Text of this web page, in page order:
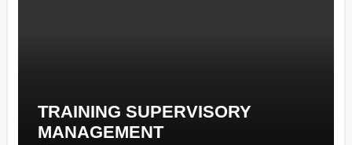
TRAINING SUPERVISORY
MANAGEMENT